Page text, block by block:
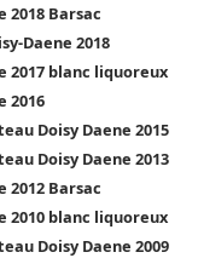
2018 Barsac
Daene 2018
2017 blanc liquoreux
2016
Doisy Daene 2015
Doisy Daene 2013
2012 Barsac
2010 blanc liquoreux
Doisy Daene 2009